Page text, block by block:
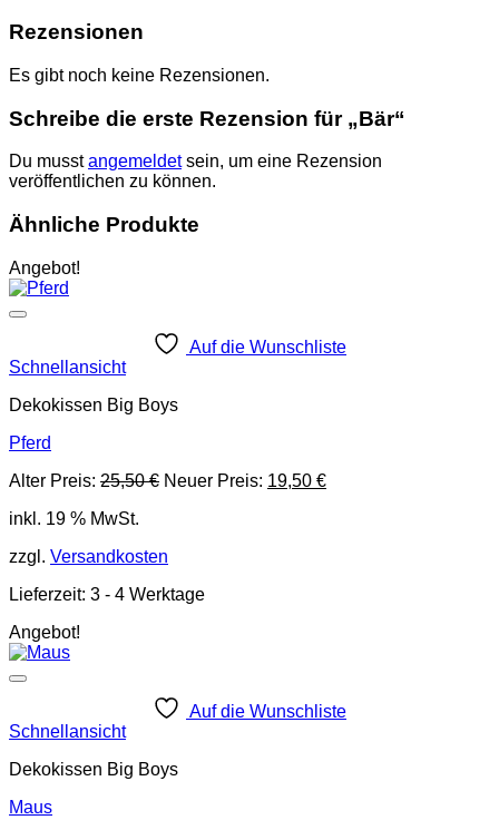
Rezensionen
Es gibt noch keine Rezensionen.
Schreibe die erste Rezension für „Bär“
Du musstangemeldetsein, um eine Rezension
veröffentlichen zu können.
Ähnliche Produkte
Angebot!
Auf die Wunschliste
Schnellansicht
Dekokissen Big Boys
Pferd
Alter Preis: 25,50€ Ursprünglicher
Neuer Preis: 19,50 €Aktueller
inkl. 19 % MwSt.
zzgl. Versandkosten
Lieferzeit: 3 - 4 Werktage
Angebot!
Auf die Wunschliste
Schnellansicht
Dekokissen Big Boys
Maus